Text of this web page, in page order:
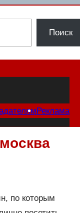
Поиск
Реклама
по которым